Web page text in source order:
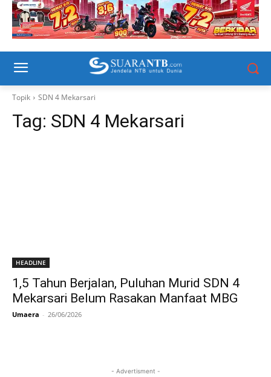
Topik SDN 4 Mekarsari
Tag: SDN 4 Mekarsari
HEADLINE
1,5 Tahun Berjalan, Puluhan Murid SDN 4
Mekarsari Belum Rasakan Manfaat MBG
Umaera - 26/06/2026
- Advertisment -